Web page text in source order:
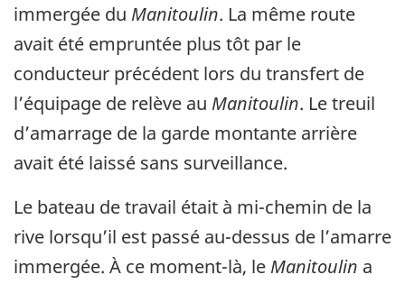
immergée du Manitoulin. La même route
avait été empruntée plus tôt par le
conducteur précédent lors du transfert de
l’équipage de relève au Manitoulin. Le treuil
d’amarrage de la garde montante arrière
avait été laissé sans surveillance.
Le bateau de travail était à mi-chemin de la
rive lorsqu’il est passé au-dessus de l’amarre
immergée. À ce moment-là, le Manitoulin a